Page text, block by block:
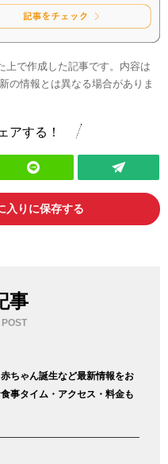
上で作成した記事です。内容は
の情報とは異なる場合がありま
アする！
入りに保存する
事
赤ちゃん誕生など最新情報をお
事タイム・アクセス・料金も